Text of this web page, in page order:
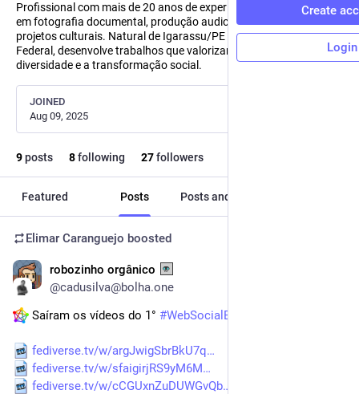
Profissional com mais de 20 anos de experiência, especializado
em fotografia documental, produção audiovisual e gestão de
projetos culturais. Natural de Igarassu/PE e atuante no Distrito
Federal, desenvolve trabalhos que valorizam a cultura popular, a
diversidade e a transformação social.
JOINED
Aug 09, 2025
9posts 8following 27followers
Featured Posts Posts and replies
Elimar Caranguejo boosted
robozinho orgânico
@cadusilva@bolha.one
Saíram os vídeos do 1° #WebSocialBR
fediverse.tv/w/argJwigSbrBkU7q
fediverse.tv/w/sfaigirjRS9yM6M
fediverse.tv/w/cCGUxnZuDUWGvQb
Create
Login